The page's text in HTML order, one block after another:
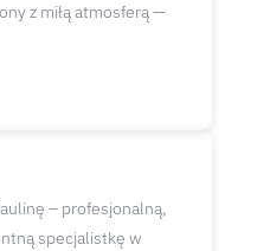
z miłą atmosferą —
– profesjonalną,
specjalistkę w